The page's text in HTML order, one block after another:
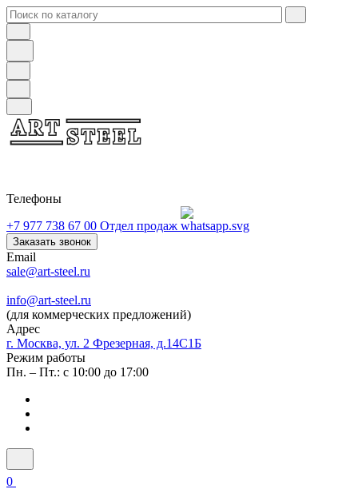
Телефоны
+7 977 738 67 00 Отдел продаж
Заказать звонок
Email
sale@art-steel.ru
info@art-steel.ru
(для коммерческих предложений)
Адрес
г. Москва, ул. 2 Фрезерная, д.14С1Б
Режим работы
Пн. – Пт.: с 10:00 до 17:00
0